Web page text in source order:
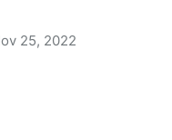
25, 2022